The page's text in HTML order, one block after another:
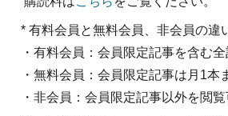
* 有料会員と無料会員、非会員の違
・有料会員：会員限定記事を含む
・無料会員：会員限定記事は月1本
・非会員：会員限定記事以外を閲